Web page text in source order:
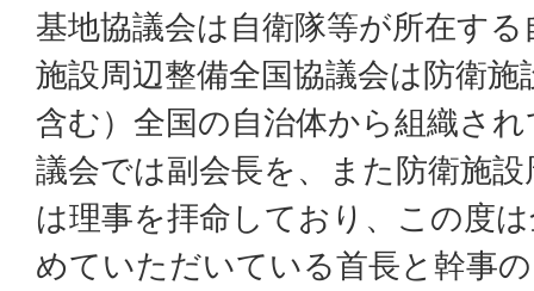
基地協議会は自衛隊等が所在す
施設周辺整備全国協議会は防衛
含む）全国の自治体から組織さ
議会では副会長を、また防衛施
は理事を拝命しており、この度
めていただいている首長と幹事